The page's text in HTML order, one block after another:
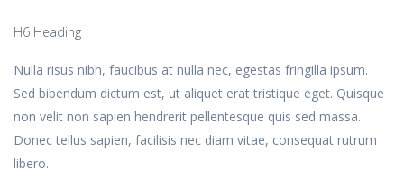
H6 Heading
Nulla risus nibh, faucibus at nulla nec, egestas fringilla ipsum.
Sed bibendum dictum est, ut aliquet erat tristique eget. Quisque
non velit non sapien hendrerit pellentesque quis sed massa.
Donec tellus sapien, facilisis nec diam vitae, consequat rutrum
libero.